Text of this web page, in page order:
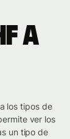
a
los tipos de
ver los
un tipo de